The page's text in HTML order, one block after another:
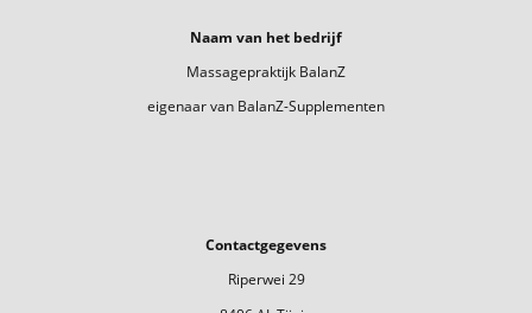
Naam van het bedrijf
Massagepraktijk BalanZ
eigenaar van BalanZ-Supplementen
Contactgegevens
Riperwei 29